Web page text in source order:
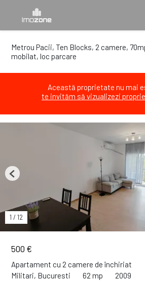
Metrou Pacii, Ten Blocks, 2 camere,
mobilat, loc parcare
Această proprietate nu mai
te invităm să vizualizezi
500 €
Apartament cu 2 camere de închiriat
Militari, Bucuresti
62 mp 2009
1 / 12
Previous